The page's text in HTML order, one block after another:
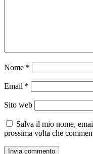
Nome *
Email *
Sito web
Salva il mio nome,
prossima volta che